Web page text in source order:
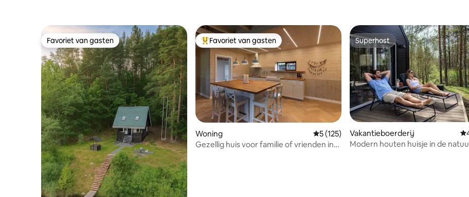
Favoriet van gasten
Favoriet van gasten Topfavoriet van gasten
Favoriet van gasten
Woning Gemiddelde beoordeling van 5 op 5, 125
5 (125)
Gezellig huis voor familie of vrienden in
Superhost
Superhost
Vakantieboerderij
Modern houten huisje in de